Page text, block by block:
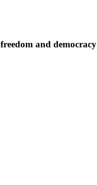
freedom and democracy